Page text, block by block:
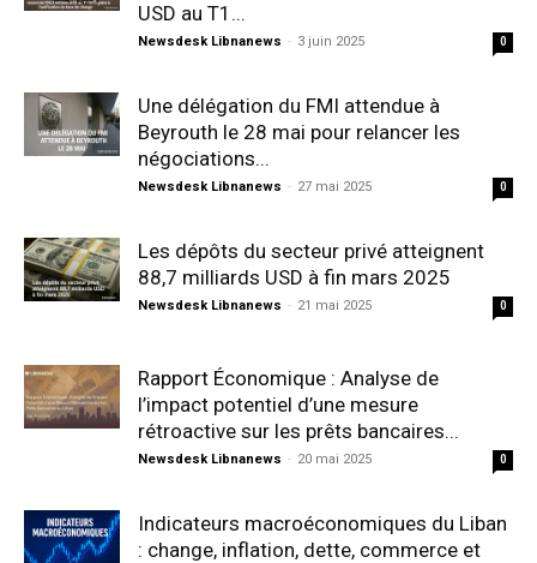
USD au T1...
Newsdesk Libnanews - 3 juin 2025 0
Une délégation du FMI attendue à
Beyrouth le 28 mai pour relancer les
négociations...
Newsdesk Libnanews - 27 mai 2025 0
Les dépôts du secteur privé atteignent
88,7 milliards USD à fin mars 2025
Newsdesk Libnanews - 21 mai 2025 0
Rapport Économique : Analyse de
l’impact potentiel d’une mesure
rétroactive sur les prêts bancaires...
Newsdesk Libnanews - 20 mai 2025 0
Indicateurs macroéconomiques du Liban
: change, inflation, dette, commerce et